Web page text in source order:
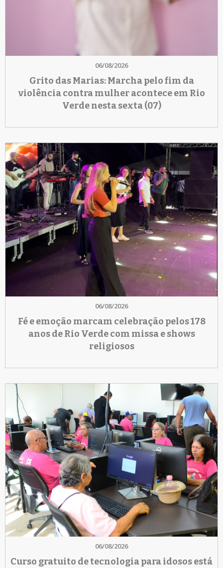
06/08/2026
Grito das Marias: Marcha pelo fim da
violência contra mulher acontece em Rio
Verde nesta sexta (07)
06/08/2026
Fé e emoção marcam celebração pelos 178
anos de Rio Verde com missa e shows
religiosos
06/08/2026
Curso gratuito de tecnologia para idosos está